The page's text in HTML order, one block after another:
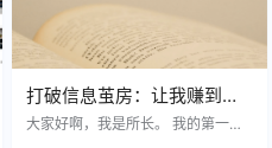
打破信息茧房：让我赚到百
万的信息源都在这了
大家好啊，我是所长。 我的第一个1